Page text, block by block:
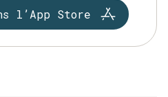
l’App Store